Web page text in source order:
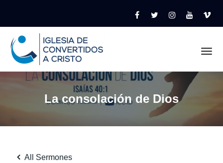
La consolación de Dios
All Sermones